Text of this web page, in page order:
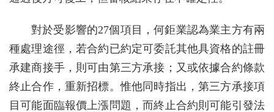
對於受影響的27個項目，何鉅業認為業主方有兩
種處理途徑，若合約已約定可委託其他具資格的註冊
承建商接手，則可由第三方承接；又或依據合約條款
終止合作，重新招標。惟他同時指出，第三方承接項
目可能面臨報價上漲問題，而終止合約則可能引發法